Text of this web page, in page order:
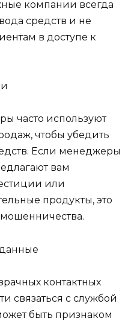
компании всегда
средств и не
в доступе к
часто используют
чтобы убедить
Если менеджеры
вам
или
продукты, это
контактных
связаться с службой
быть признаком